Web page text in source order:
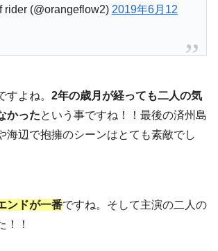
(@orangeflow2) 2019年6月12
すよね。 2年の歳月が経っても二人の気
かったという事ですね！！最後の済州島
海辺で抱擁のシーンはとても素敵でし
ンドが一番ですね。そして主演の二人の
！！